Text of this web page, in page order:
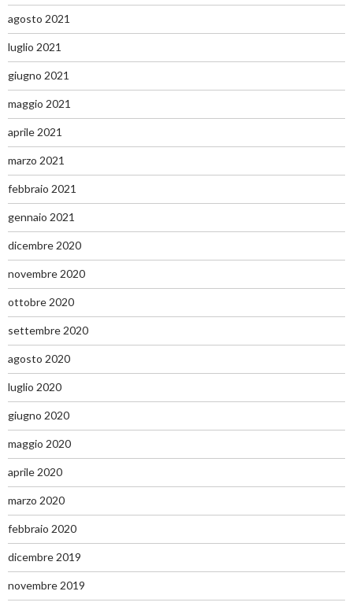
agosto 2021
luglio 2021
giugno 2021
maggio 2021
aprile 2021
marzo 2021
febbraio 2021
gennaio 2021
dicembre 2020
novembre 2020
ottobre 2020
settembre 2020
agosto 2020
luglio 2020
giugno 2020
maggio 2020
aprile 2020
marzo 2020
febbraio 2020
dicembre 2019
novembre 2019